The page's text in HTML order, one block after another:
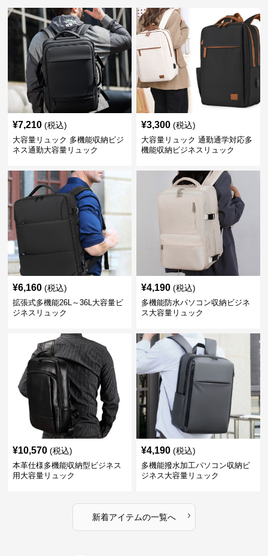
¥7,210 (税込)
大容量リュック 多機能収納ビジ
ネス通勤大容量リュック
¥3,300 (税込)
大容量リュック 通勤通学対応多
機能収納ビジネスリュック
¥6,160 (税込)
拡張式多機能26L～36L大容量ビ
ジネスリュック
¥4,190 (税込)
多機能防水パソコン収納ビジネ
ス大容量リュック
¥10,570 (税込)
本革仕様多機能収納型ビジネス
用大容量リュック
¥4,190 (税込)
多機能撥水加工パソコン収納ビ
ジネス大容量リュック
新着アイテムの一覧へ ›